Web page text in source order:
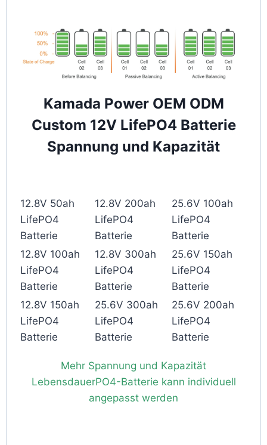
Kamada Power OEM ODM
Custom 12V LifePO4 Batterie
Spannung und Kapazität
12.8V 50ah
LifePO4
Batterie
12.8V 200ah
LifePO4
Batterie
25.6V 100ah
LifePO4
Batterie
12.8V 100ah
LifePO4
Batterie
12.8V 300ah
LifePO4
Batterie
25.6V 150ah
LifePO4
Batterie
12.8V 150ah
LifePO4
Batterie
25.6V 300ah
LifePO4
Batterie
25.6V 200ah
LifePO4
Batterie
Mehr Spannung und Kapazität
LebensdauerPO4-Batterie kann individuell
angepasst werden